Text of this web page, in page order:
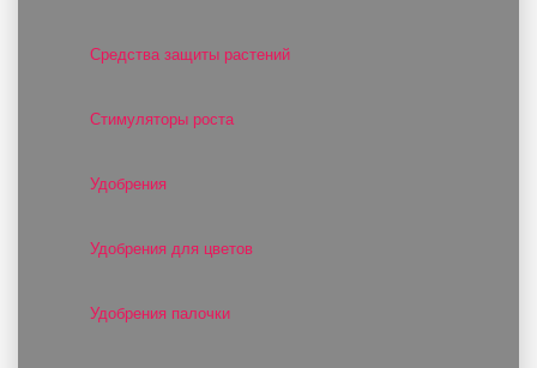
Средства защиты растений
Стимуляторы роста
Удобрения
Удобрения для цветов
Удобрения палочки